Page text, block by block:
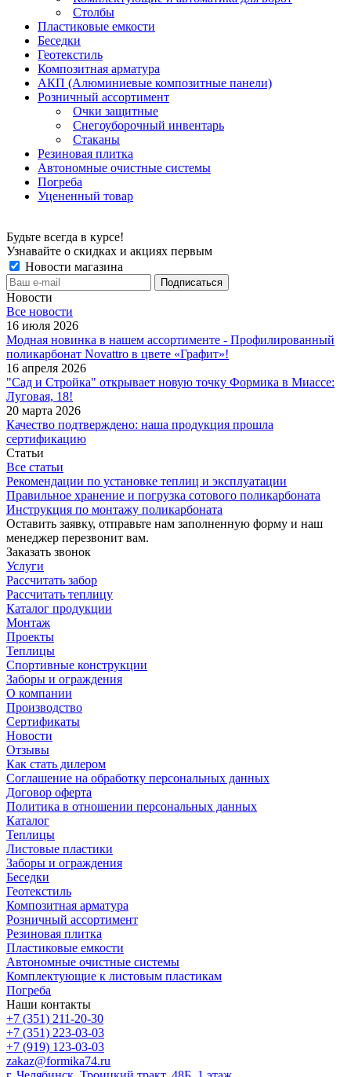
Столбы
Пластиковые емкости
Беседки
Геотекстиль
Композитная арматура
АКП (Алюминиевые композитные панели)
Розничный ассортимент
Очки защитные
Снегоуборочный инвентарь
Стаканы
Резиновая плитка
Автономные очистные системы
Погреба
Уцененный товар
Будьте всегда в курсе!
Узнавайте о скидках и акциях первым
Новости магазина
Новости
Все новости
16 июля 2026
Модная новинка в нашем ассортименте - Профилированный
поликарбонат Novattro в цвете «Графит»!
16 апреля 2026
"Сад и Стройка" открывает новую точку Формика в Миассе:
Луговая, 18!
20 марта 2026
Качество подтверждено: наша продукция прошла
сертификацию
Статьи
Все статьи
Рекомендации по установке теплиц и эксплуатации
Правильное хранение и погрузка сотового поликарбоната
Инструкция по монтажу поликарбоната
Оставить заявку, отправьте нам заполненную форму и наш
менеджер перезвонит вам.
Заказать звонок
Услуги
Рассчитать забор
Рассчитать теплицу
Каталог продукции
Монтаж
Проекты
Теплицы
Спортивные конструкции
Заборы и ограждения
О компании
Производство
Сертификаты
Новости
Отзывы
Как стать дилером
Соглашение на обработку персональных данных
Договор оферта
Политика в отношении персональных данных
Каталог
Теплицы
Листовые пластики
Заборы и ограждения
Беседки
Геотекстиль
Композитная арматура
Розничный ассортимент
Резиновая плитка
Пластиковые емкости
Автономные очистные системы
Комплектующие к листовым пластикам
Погреба
Наши контакты
+7 (351) 211-20-30
+7 (351) 223-03-03
+7 (919) 123-03-03
zakaz@formika74.ru